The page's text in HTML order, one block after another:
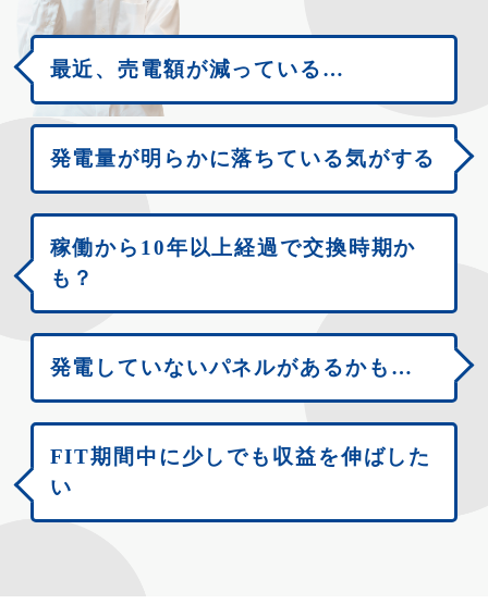
最近、売電額が減っている…
発電量が明らかに落ちている気がする
稼働から10年以上経過で交換時期か
も？
発電していないパネルがあるかも…
FIT期間中に少しでも収益を伸ばした
い